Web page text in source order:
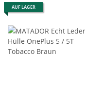
AUF LAGER